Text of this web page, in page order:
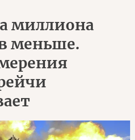
миллиона
меньше.